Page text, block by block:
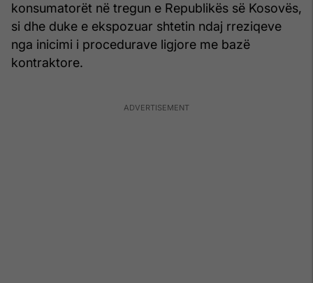
konsumatorët në tregun e Republikës së Kosovës,
si dhe duke e ekspozuar shtetin ndaj rreziqeve
nga inicimi i procedurave ligjore me bazë
kontraktore.